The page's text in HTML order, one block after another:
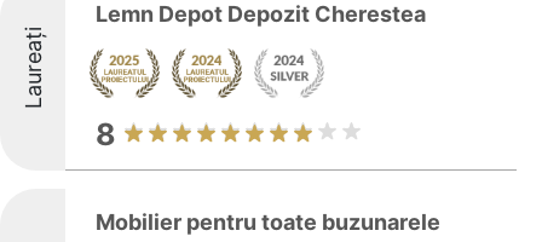
Laureați
Lemn Depot Depozit Cherestea
8
Mobilier pentru toate buzunarele